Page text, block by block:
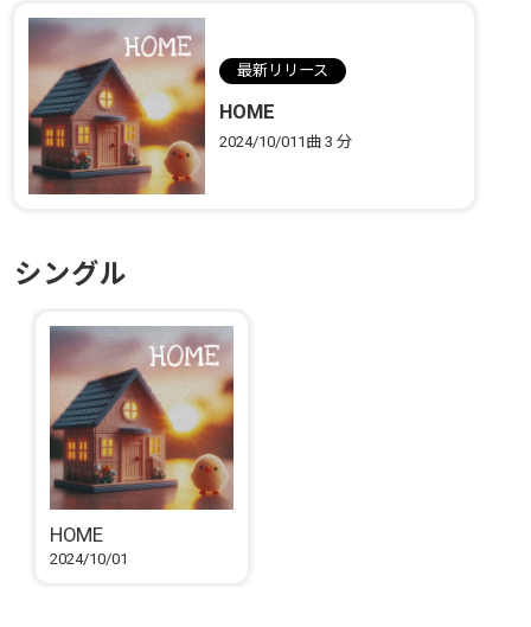
最新リリース
HOME
2024/10/01 1曲3 分
シングル
HOME
2024/10/01